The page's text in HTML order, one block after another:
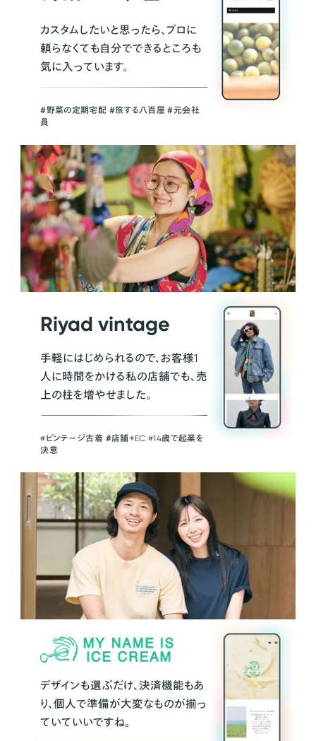
カスタムしたいと思ったら、プロに
頼らなくても自分でできるところも
気に入っています。
＃野菜の定期宅配 ＃旅する八百屋 ＃元会社
員
Riyad vintage
手軽にはじめられるので、お客様1
人に時間をかける私の店舗でも、売
上の柱を増やせました。
#ビンテージ古着 ＃店舗＋EC #14歳で起業を
決意
デザインも選ぶだけ、決済機能もあ
り、個人で準備が大変なものが揃っ
ていていいですね。